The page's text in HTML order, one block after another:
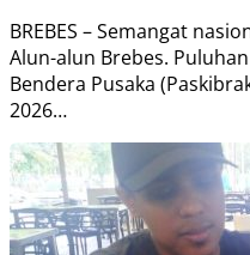
BREBES – Semangat
Alun-alun Brebes.
Bendera Pusaka
2026…